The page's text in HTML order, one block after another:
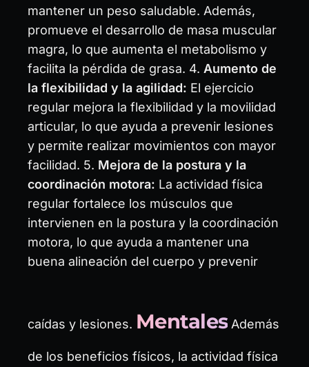
mantener un peso saludable. Además,
promueve el desarrollo de masa muscular
magra, lo que aumenta el metabolismo y
facilita la pérdida de grasa. 4. Aumento de
la flexibilidad y la agilidad: El ejercicio
regular mejora la flexibilidad y la movilidad
articular, lo que ayuda a prevenir lesiones
y permite realizar movimientos con mayor
facilidad. 5. Mejora de la postura y la
coordinación motora: La actividad física
regular fortalece los músculos que
intervienen en la postura y la coordinación
motora, lo que ayuda a mantener una
buena alineación del cuerpo y prevenir
caídas y lesiones. Mentales Además
de los beneficios físicos, la actividad física